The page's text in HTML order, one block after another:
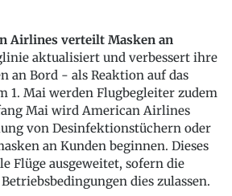
Airlines verteilt Masken an
aktualisiert und verbessert ihre
an Bord - als Reaktion auf das
1. Mai werden Flugbegleiter zudem
Mai wird American Airlines
von Desinfektionstüchern oder
an Kunden beginnen. Dieses
Flüge ausgeweitet, sofern die
dies zulassen.